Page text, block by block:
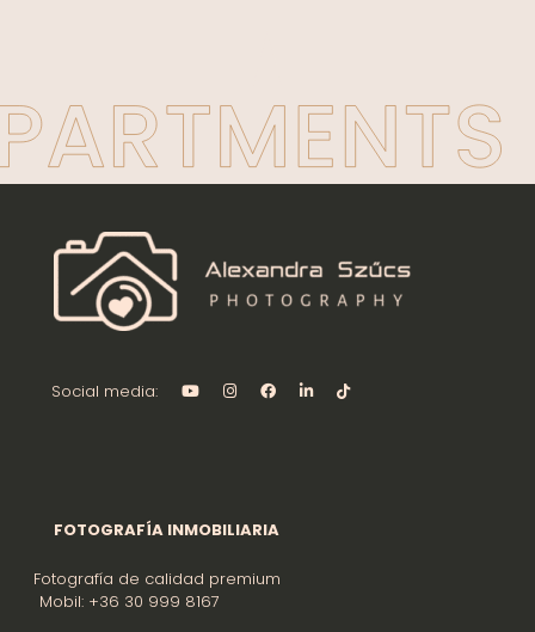
Social media:
FOTOGRAFÍA INMOBILIARIA
Fotografía de calidad premium
Mobil: +36 30 999 8167